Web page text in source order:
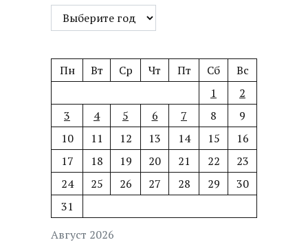
Август 2026
Пн Вт Ср Чт Пт Сб
Вс
1
2
3
4 5 6 7 8
9
10
11 12 13 14 15
16
17
18 19 20 21 22
23
24
25 26 27 28 29
30
31